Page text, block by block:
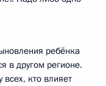
ребёнка
в другом регионе.
кто влияет